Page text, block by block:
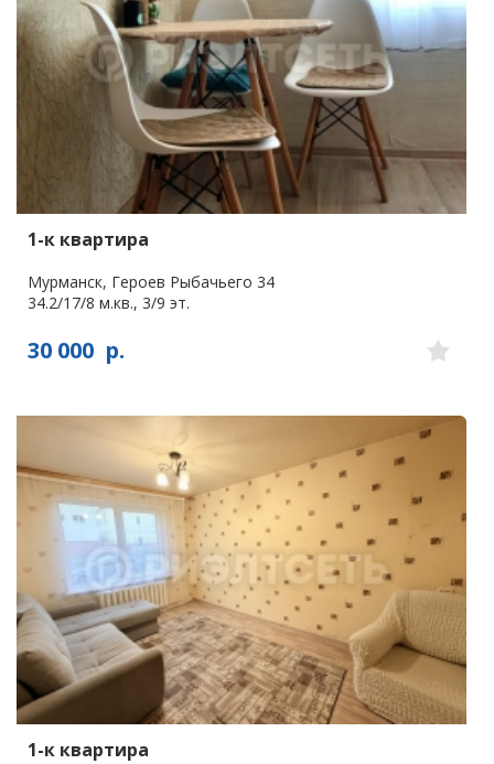
1-к квартира
Мурманск, Героев Рыбачьего 34
34.2/17/8 м.кв., 3/9 эт.
30 000 р.
1-к квартира